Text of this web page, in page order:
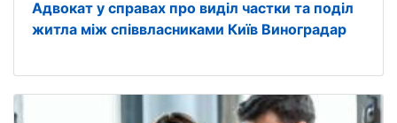
Адвокат у справах про виділ частки та поділ
житла між співвласниками Київ Виноградар